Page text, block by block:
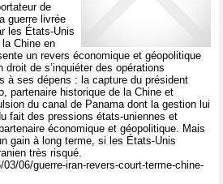
de
guerre livrée
les États-Unis
Chine en
un revers économique et géopolitique
de s’inquiéter des opérations
à ses dépens : la capture du président
partenaire historique de la Chine et
du canal de Panama dont la gestion lui
fait des pressions états-uniennes et
économique et géopolitique. Mais
gain à long terme, si les États-Unis
très risqué.
06/guerre-iran-revers-court-terme-chine-